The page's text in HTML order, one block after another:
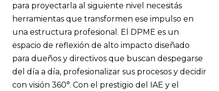
para proyectarla al siguiente nivel necesitás
herramientas que transformen ese impulso en
una estructura profesional. El DPME es un
espacio de reflexión de alto impacto diseñado
para dueños y directivos que buscan despegarse
del día a día, profesionalizar sus procesos y decidir
con visión 360°. Con el prestigio del IAE y el